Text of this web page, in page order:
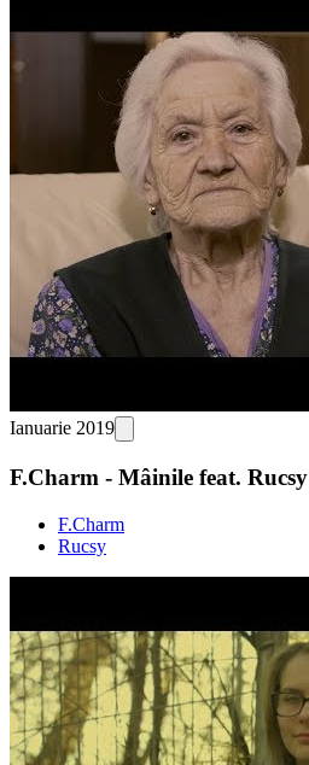
Ianuarie 2019
F.Charm - Mâinile feat. Rucsy
F.Charm
Rucsy